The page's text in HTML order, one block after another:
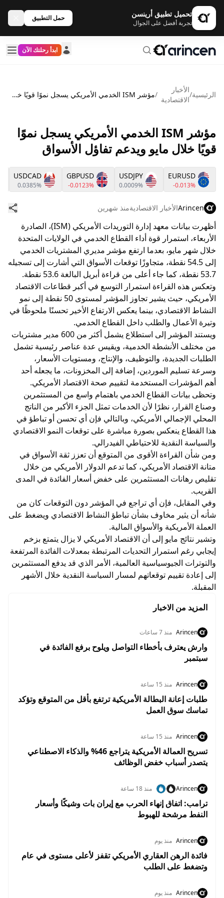
تحميل تطبيق أرينسن
تجربة أفضل على الجوال
حمل التطبيق
ابدأ رحلتك الآن
الرئيسية/
الأخبار
الاقتصادية
/ مؤشر ISM الخدمي الأمريكي يسجل نموًا قويًا خلال مايو ويدعم تفاؤل الأسواق
مؤشر ISM الخدمي الأمريكي يسجل نموًا
قويًا خلال مايو ويدعم تفاؤل الأسواق
EURUSD
-0.013%
USDJPY
0.0009%
GBPUSD
-0.0123%
USDCAD
0.0385%
Arincenالأخبار الاقتصاديةمنذ شهرين
أظهرت بيانات معهد إدارة التوريدات الأمريكي (ISM)، الصادرة
الأربعاء، استمرار قوة أداء القطاع الخدمي في الولايات المتحدة
خلال شهر مايو، بعدما ارتفع مؤشر مديري المشتريات الخدمي
إلى 54.5 نقطة، متجاوزًا توقعات الأسواق التي أشارت إلى تسجيله
53.7 نقطة، كما جاء أعلى من قراءة أبريل البالغة 53.6 نقطة.
وتعكس هذه القراءة استمرار التوسع في أكبر قطاعات الاقتصاد
الأمريكي، حيث يشير تجاوز المؤشر لمستوى 50 نقطة إلى نمو
النشاط الاقتصادي، بينما يعكس الارتفاع الأخير تحسنًا ملحوظًا في
وتيرة الأعمال والطلب داخل القطاع الخدمي.
ويستند المؤشر إلى استطلاع يشمل أكثر من 600 مدير مشتريات
من مختلف الأنشطة الخدمية، ويقيس عدة عناصر رئيسية تشمل
الطلبات الجديدة، والتوظيف، والإنتاج، ومستويات الأسعار،
وسرعة تسليم الموردين، إضافة إلى المخزونات، ما يجعله أحد
أهم المؤشرات المستخدمة لتقييم صحة الاقتصاد الأمريكي.
وتحظى بيانات القطاع الخدمي باهتمام واسع من المستثمرين
وصناع القرار، نظرًا لأن الخدمات تمثل الجزء الأكبر من الناتج
المحلي الإجمالي الأمريكي، وبالتالي فإن أي تحسن أو تباطؤ في
هذا القطاع ينعكس بصورة مباشرة على توقعات النمو الاقتصادي
والسياسة النقدية للاحتياطي الفيدرالي.
ومن شأن القراءة الأقوى من المتوقع أن تعزز ثقة الأسواق في
متانة الاقتصاد الأمريكي، كما تدعم الدولار الأمريكي من خلال
تقليص رهانات المستثمرين على خفض أسعار الفائدة في المدى
القريب.
وفي المقابل، فإن أي تراجع في المؤشر دون التوقعات كان من
شأنه أن يثير مخاوف بشأن تباطؤ النشاط الاقتصادي ويضغط على
العملة الأمريكية والأسواق المالية.
وتشير نتائج مايو إلى أن الاقتصاد الأمريكي لا يزال يتمتع بزخم
إيجابي رغم استمرار التحديات المرتبطة بمعدلات الفائدة المرتفعة
والتوترات الجيوسياسية العالمية، الأمر الذي قد يدفع المستثمرين
إلى إعادة تقييم توقعاتهم لمسار السياسة النقدية خلال الأشهر
المقبلة.
المزيد من الاخبار
Arincen منذ 7 ساعات
وارش يعترف بأخطاء التواصل ويلوح برفع الفائدة في
سبتمبر
Arincen منذ 15 ساعة
طلبات إعانة البطالة الأمريكية ترتفع بأقل من المتوقع وتؤكد
تماسك سوق العمل
Arincen منذ 15 ساعة
تسريح العمالة الأمريكية يتراجع 46% والذكاء الاصطناعي
يتصدر أسباب خفض الوظائف
Arincen منذ 18 ساعة
ترامب: اتفاق إنهاء الحرب مع إيران بات وشيكًا وأسعار
النفط مرشحة للهبوط
Arincen منذ يوم
فائدة الرهن العقاري الأمريكي تقفز لأعلى مستوى في عام
وتضغط على الطلب
Arincen منذ يوم